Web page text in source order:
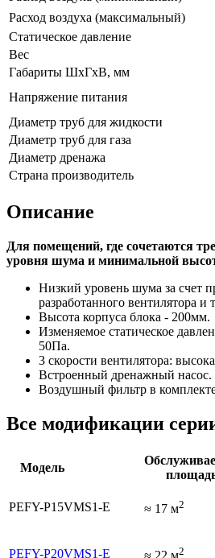
Расход воздуха (максимальный)
Статическое давление
Вес
Габариты ШхГхВ, мм
Напряжение питания
Диаметр труб для жидкости
Диаметр труб для газа
Диаметр дренажа
Страна производитель
Описание
Для помещений, где сочетаются
уровня шума и минимальной
Низкий уровень шума за счет
разработанного вентилятора и
Высота корпуса блока - 200мм.
Изменяемое статическое
50Па.
3 скорости вентилятора:
Встроенный дренажный насос.
Воздушный фильтр в
Все модификации
Модель
PEFY-P15VMS1-E ≈ 17 м2
PEFY-P20VMS1-E ≈ 22 м2